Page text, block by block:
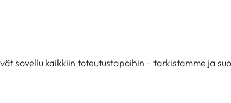
sovellu kaikkiin toteutustapoihin – tarkistamme ja